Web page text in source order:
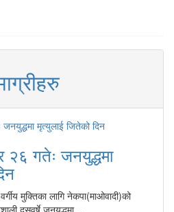
२६ गतेः जनयुद्धमा
मुक्तिका लागि नेकपा(माओवादी)को